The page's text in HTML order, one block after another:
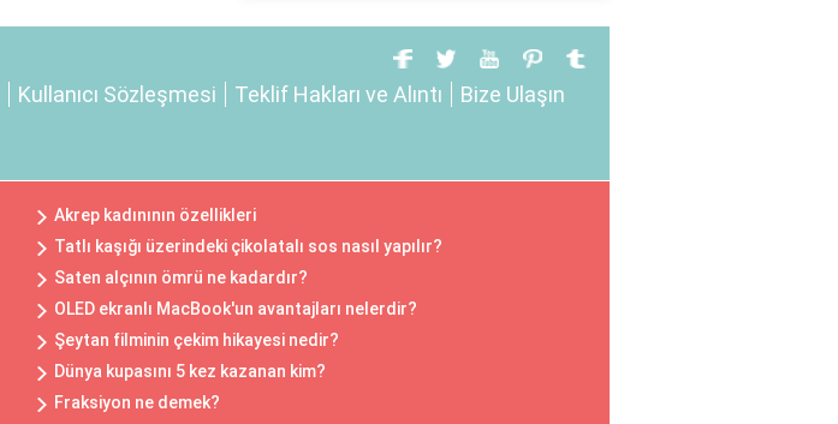
Kullanıcı Sözleşmesi Teklif Hakları ve Alıntı Bize Ulaşın
Akrep kadınının özellikleri
Tatlı kaşığı üzerindeki çikolatalı sos nasıl yapılır?
Saten alçının ömrü ne kadardır?
OLED ekranlı MacBook'un avantajları nelerdir?
Şeytan filminin çekim hikayesi nedir?
Dünya kupasını 5 kez kazanan kim?
Fraksiyon ne demek?